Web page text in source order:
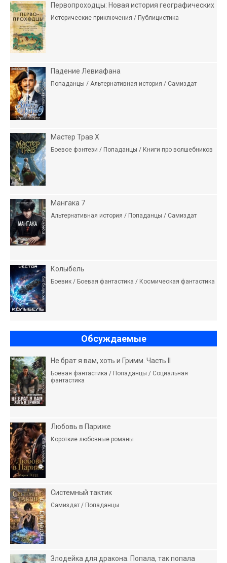
Первопроходцы: Новая история географических
Исторические приключения / Публицистика
Падение Левиафана
Попаданцы / Альтернативная история / Самиздат
Мастер Трав X
Боевое фэнтези / Попаданцы / Книги про волшебников
Мангака 7
Альтернативная история / Попаданцы / Самиздат
Колыбель
Боевик / Боевая фантастика / Космическая фантастика
Обсуждаемые
Не брат я вам, хоть и Гримм. Часть II
Боевая фантастика / Попаданцы / Социальная
фантастика
Любовь в Париже
Короткие любовные романы
Системный тактик
Самиздат / Попаданцы
Злодейка для дракона. Попала, так попала